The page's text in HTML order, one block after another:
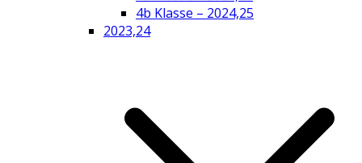
4b Klasse – 2024,25
2023,24